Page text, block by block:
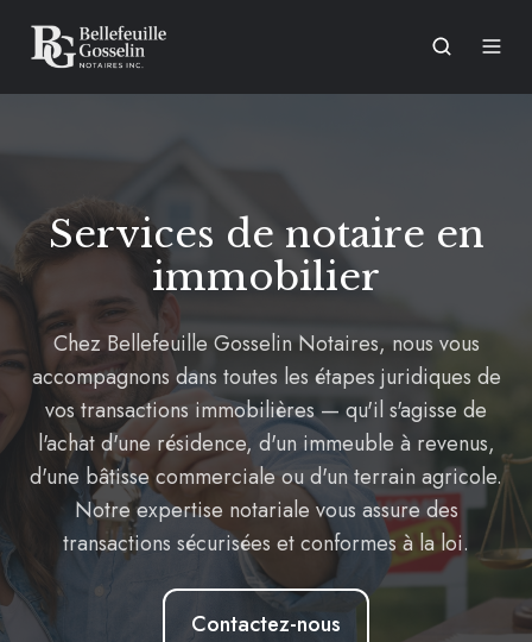
Services de notaire en
immobilier
Chez Bellefeuille Gosselin Notaires, nous vous
accompagnons dans toutes les étapes juridiques de
vos transactions immobilières — qu'il s'agisse de
l'achat d'une résidence, d'un immeuble à revenus,
d'une bâtisse commerciale ou d'un terrain agricole.
Notre expertise notariale vous assure des
transactions sécurisées et conformes à la loi.
Contactez-nous